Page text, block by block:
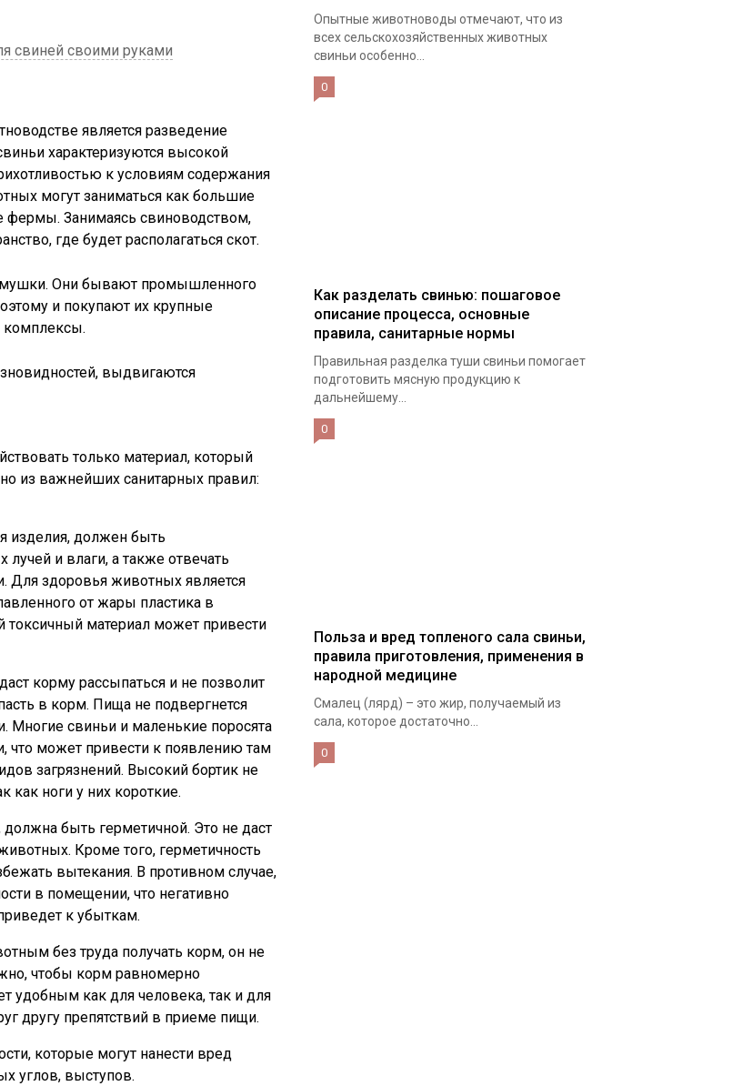
свиней своими руками
является разведение
характеризуются высокой
к условиям содержания
могут заниматься как большие
фермы. Занимаясь свиноводством,
где будет располагаться скот.
Они бывают промышленного
и покупают их крупные
комплексы.
выдвигаются
только материал, который
из важнейших санитарных правил:
изделия, должен быть
и влаги, а также отвечать
Для здоровья животных является
от жары пластика в
материал может привести
корму рассыпаться и не позволит
в корм. Пища не подвергнется
свиньи и маленькие поросята
что может привести к появлению там
загрязнений. Высокий бортик не
как ноги у них короткие.
быть герметичной. Это не даст
Кроме того, герметичность
вытекания. В противном случае,
в помещении, что негативно
к убыткам.
без труда получать корм, он не
чтобы корм равномерно
удобным как для человека, так и для
другу препятствий в приеме пищи.
которые могут нанести вред
углов, выступов.
Опытные животноводы отмечают, что из
всех сельскохозяйственных животных
свиньи особенно...
0
Как разделать свинью: пошаговое
описание процесса, основные
правила, санитарные нормы
Правильная разделка туши свиньи помогает
подготовить мясную продукцию к
дальнейшему...
0
Польза и вред топленого сала свиньи,
правила приготовления, применения в
народной медицине
Смалец (лярд) – это жир, получаемый из
сала, которое достаточно...
0